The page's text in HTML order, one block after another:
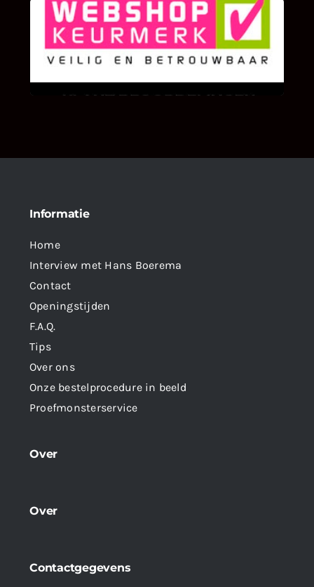
KLANT BEOORDELINGEN
We zijn er zeer op gesteld om te weten wat u
als klant van ons en onze diensten vindt.
Informatie
Home
Interview met Hans Boerema
Contact
Openingstijden
F.A.Q.
Tips
Over ons
Onze bestelprocedure in beeld
Proefmonsterservice
Over
Over
Contactgegevens